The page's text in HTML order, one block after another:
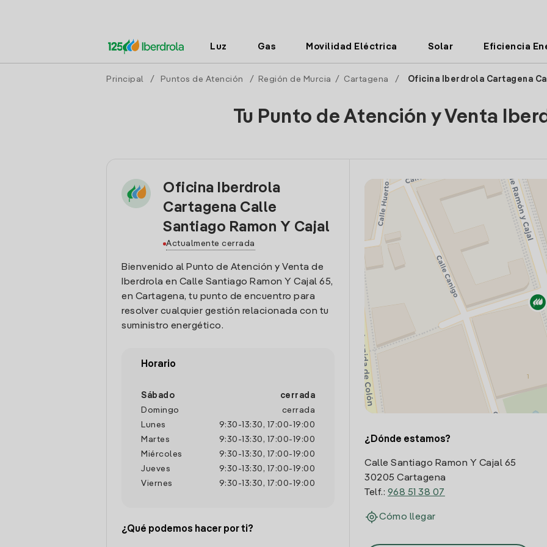
Luz Gas Movilidad Eléctrica Solar Eficiencia
Principal / Puntos de Atención / Región de Murcia / Cartagena / Oficina Iberdrola Cartagena
Tu Punto de Atención y Venta
Oficina Iberdrola
Cartagena Calle
Santiago Ramon Y Cajal
Actualmente cerrada
Bienvenido al Punto de Atención y Venta de
Iberdrola en Calle Santiago Ramon Y Cajal 65,
en Cartagena, tu punto de encuentro para
resolver cualquier gestión relacionada con tu
suministro energético.
Horario
Sábado
cerrada
Domingo
cerrada
Lunes
9:30 - 13:30 , 17:00- 19:00
Martes
9:30 - 13:30 , 17:00- 19:00
Miércoles
9:30 - 13:30 , 17:00- 19:00
Jueves
9:30 - 13:30 , 17:00- 19:00
Viernes
9:30 - 13:30 , 17:00- 19:00
¿Qué podemos hacer por ti?
¿Dónde estamos?
Calle Santiago Ramon Y Cajal 65
30205 Cartagena
Telf.: 968 51 38 07
Cómo llegar